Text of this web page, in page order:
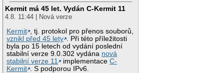
Kermit má 45 let. Vydán C-Kermit 11
4.8. 11:44 | Nová verze
Kermit , tj. protokol pro přenos souborů,
vznikl před 45 lety . Při této příležitosti
byla po 15 letech od vydání poslední
stabilní verze 9.0.302 vydána nová
stabilní verze 11
implementaceC-
Kermit . S podporou IPv6.